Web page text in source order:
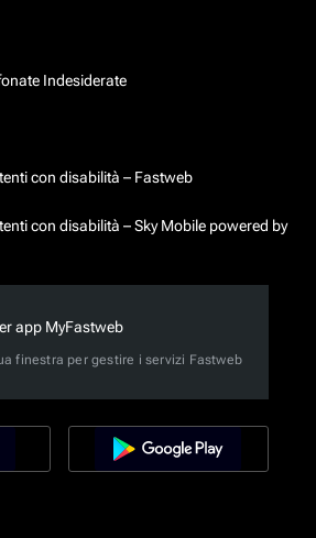
Indesiderate
con disabilità – Fastweb
con disabilità – Sky Mobile powered by
app MyFastweb
finestra per gestire i servizi Fastweb